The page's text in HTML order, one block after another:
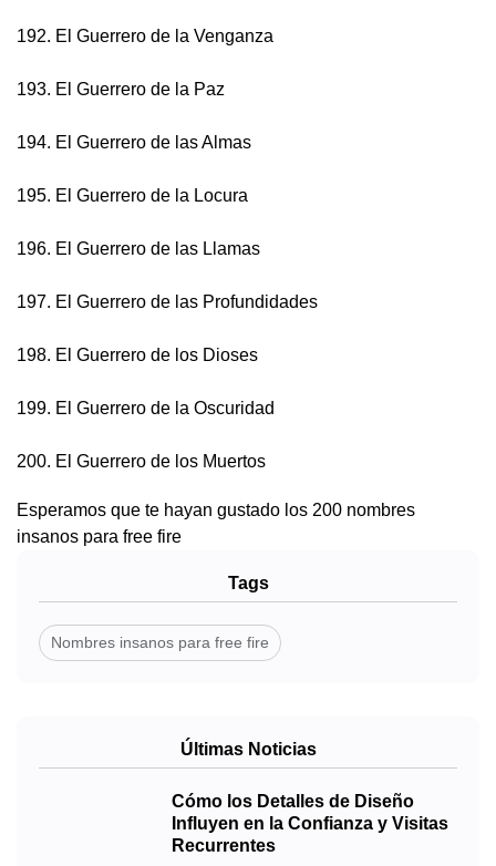
192. El Guerrero de la Venganza
193. El Guerrero de la Paz
194. El Guerrero de las Almas
195. El Guerrero de la Locura
196. El Guerrero de las Llamas
197. El Guerrero de las Profundidades
198. El Guerrero de los Dioses
199. El Guerrero de la Oscuridad
200. El Guerrero de los Muertos
Esperamos que te hayan gustado los 200 nombres
insanos para free fire
Tags
Nombres insanos para free fire
Últimas Noticias
Cómo los Detalles de Diseño
Influyen en la Confianza y Visitas
Recurrentes